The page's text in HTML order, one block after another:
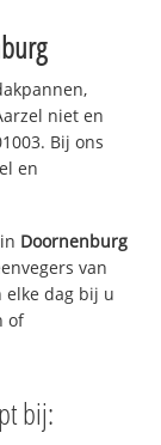
niet en
Bij ons
en
Doornenburg
van
elke dag bij u
of
bij: